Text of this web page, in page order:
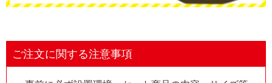
ご注文に関する注意事項